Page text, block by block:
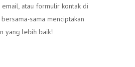
atau formulir kontak di
sama menciptakan
yang lebih baik!